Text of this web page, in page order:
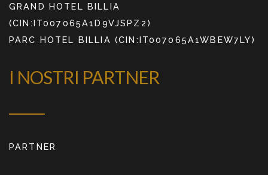
GRAND HOTEL BILLIA
(CIN:IT007065A1D9VJSPZ2)
PARC HOTEL BILLIA (CIN:IT007065A1WBEW7LY)
I NOSTRI PARTNER
PARTNER